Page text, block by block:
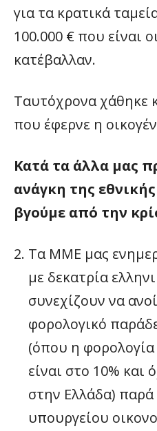
για τα κρατικά
100.000 € που είναι
κατέβαλλαν.
Ταυτόχρονα χάθηκε
που έφερνε η
Κατά τα άλλα μας
ανάγκη της
βγούμε από την
Τα ΜΜΕ μας
με δεκατρία
συνεχίζουν να
φορολογικό
(όπου η
είναι στο 10% και
στην Ελλάδα) παρά
υπουργείου